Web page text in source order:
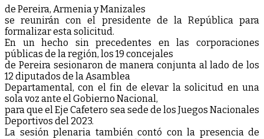
de Pereira, ArmeniayManizales
se reunirán con el presidente de la República para
formalizarestasolicitud.
En un hecho sin precedentes en las corporaciones
públicas de la región, los 19 concejales
de Pereira sesionaron de manera conjunta al lado de los
12 diputados de la Asamblea
Departamental, con el fin de elevar la solicitud en una
sola voz ante el Gobierno Nacional,
para que el Eje Cafetero sea sede de los Juegos Nacionales
Deportivos del 2023.
La sesión plenaria también contó con la presencia de